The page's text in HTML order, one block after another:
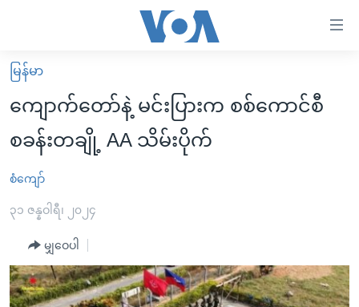
လွယ်ကူ
စေ
သည့်
များ
ပင်မ
ကျော်
ကြည့်
မူလစာမျက်နှာ
မြန်မာ
ကမ္ဘာ့သတင်းများ
နိုင်ငံတကာ
အမေရိကန်
အစ္စရေး-ပါလက်စတိုင်း
ဗွီဒီယို
သတင်းလွတ်လပ်ခွင့်
အင်္ဂလိပ်စာလေ့လာမယ်
အမေရိကန်သုံးအီဒီယံ
အပတ်စဉ်ကဏ္ဍများ
မြန်မာ
ကျောက်တော်နဲ့ မင်းပြားက စစ်ကောင်စီ
စခန်းတချို့ AA သိမ်းပိုက်
စံကျော်
၃၁ ဇန္နဝါရီ၊ ၂၀၂၄
မျှဝေပါ